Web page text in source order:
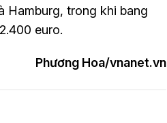
Hamburg, trong khi bang
euro.
Phương Hoa/vnanet.vn